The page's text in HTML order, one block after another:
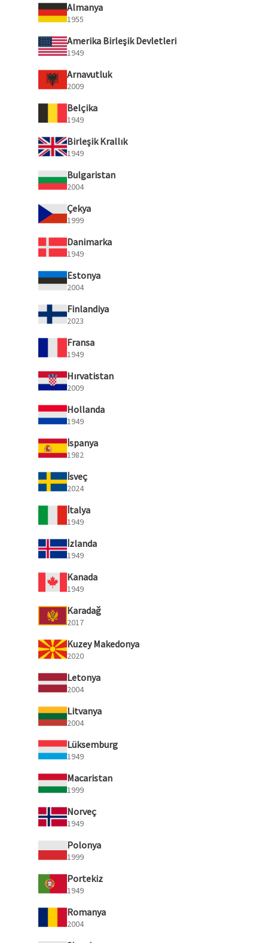
Almanya
1955
Amerika Birleşik Devletleri
1949
Arnavutluk
2009
Belçika
1949
Birleşik Krallık
1949
Bulgaristan
2004
Çekya
1999
Danimarka
1949
Estonya
2004
Finlandiya
2023
Fransa
1949
Hırvatistan
2009
Hollanda
1949
İspanya
1982
İsveç
2024
İtalya
1949
İzlanda
1949
Kanada
1949
Karadağ
2017
Kuzey Makedonya
2020
Letonya
2004
Litvanya
2004
Lüksemburg
1949
Macaristan
1999
Norveç
1949
Polonya
1999
Portekiz
1949
Romanya
2004